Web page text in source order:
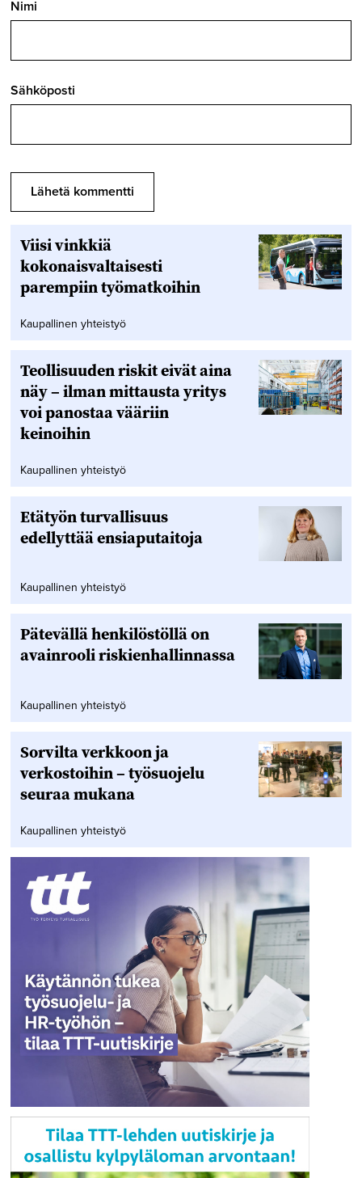
Nimi
Sähköposti
Viisi vinkkiä
kokonaisvaltaisesti
parempiin työmatkoihin
Kaupallinen yhteistyö
Teollisuuden riskit eivät aina
näy – ilman mittausta yritys
voi panostaa vääriin
keinoihin
Kaupallinen yhteistyö
Etätyön turvallisuus
edellyttää ensiaputaitoja
Kaupallinen yhteistyö
Pätevällä henkilöstöllä on
avainrooli riskienhallinnassa
Kaupallinen yhteistyö
Sorvilta verkkoon ja
verkostoihin – työsuojelu
seuraa mukana
Kaupallinen yhteistyö